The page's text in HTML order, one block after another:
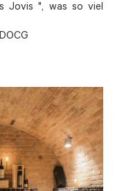
Jovis ", was so viel